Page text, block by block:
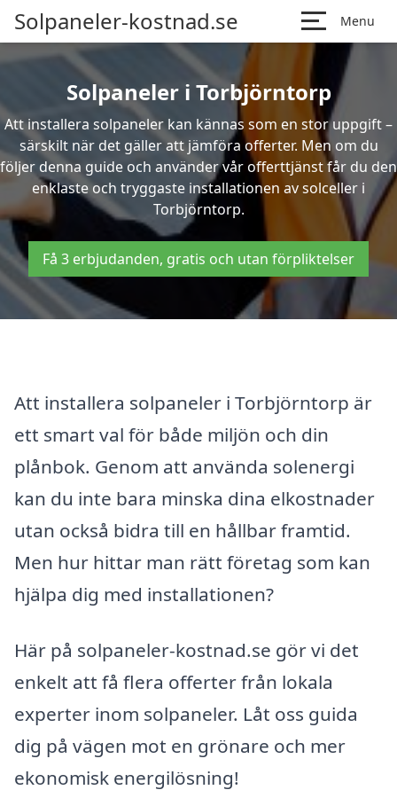
Solpaneler-kostnad.se Menu
Solpaneler i Torbjörntorp
Att installera solpaneler kan kännas som en stor uppgift –
särskilt när det gäller att jämföra offerter. Men om du
följer denna guide och använder vår offerttjänst får du den
enklaste och tryggaste installationen av solceller i
Torbjörntorp.
Få 3 erbjudanden, gratis och utan förpliktelser
Att installera solpaneler i Torbjörntorp är
ett smart val för både miljön och din
plånbok. Genom att använda solenergi
kan du inte bara minska dina elkostnader
utan också bidra till en hållbar framtid.
Men hur hittar man rätt företag som kan
hjälpa dig med installationen?
Här på solpaneler-kostnad.se gör vi det
enkelt att få flera offerter från lokala
experter inom solpaneler. Låt oss guida
dig på vägen mot en grönare och mer
ekonomisk energilösning!